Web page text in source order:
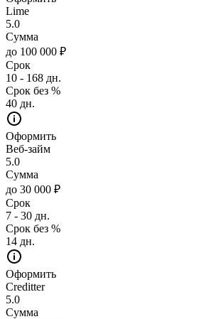
Lime
5.0
Сумма
до 100 000 ₽
Срок
10 - 168 дн.
Срок без %
40 дн.
Оформить
Веб-займ
5.0
Сумма
до 30 000 ₽
Срок
7 - 30 дн.
Срок без %
14 дн.
Оформить
Creditter
5.0
Сумма